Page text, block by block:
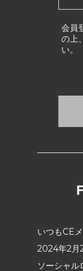
会員
の上
い。
いつもCE
2024年2月
ソーシャ